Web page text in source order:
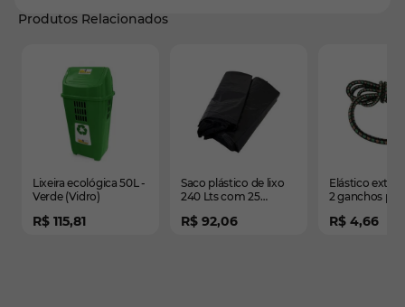
Produtos Relacionados
Lixeira ecológica 50L -
Verde (Vidro)
R$ 115,81
Saco plástico de lixo
240 Lts com 25
R$ 92,06
Elástico
2 ganchos
bagagens 1,5m
R$ 4,66